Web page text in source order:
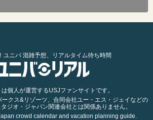
ユニバ 混雑予想、リアルタイム待ち時間
は個人が運営するUSJファンサイトです。
ークス&リゾーツ、合同会社ユー・エス・ジェイなどの
ジオ・ジャパン関連会社とは関係ありません。
crowd calendar and vacation planning guide.